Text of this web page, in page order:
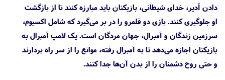
دادن آدیر، خدای شیطانی، بازیکنان باید مبارزه کنند تا از بازگشت
او جلوگیری کنند. بازی دو قلمرو را در بر می‌گیرد که شامل اکسیوم،
سرزمین زندگان و آمبرال، جهان مردگان است. یک لامپ آمبرال به
بازیکنان اجازه می‌دهد تا به آمبرال رفته، موانع را از سر راه بردارند
و حتی روح دشمنان را از بدن آن‌ها جدا کنند.